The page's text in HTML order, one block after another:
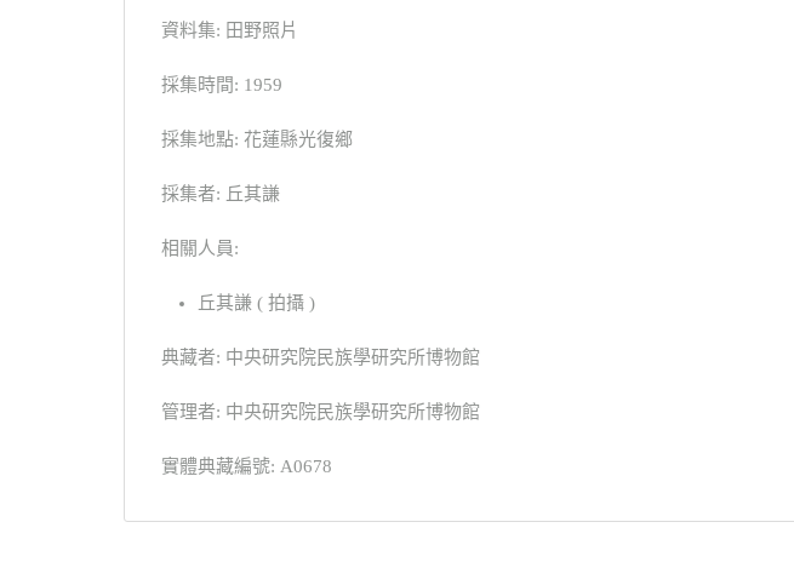
資料集: 田野照片
採集時間: 1959
採集地點: 花蓮縣光復鄉
採集者: 丘其謙
相關人員:
丘其謙 ( 拍攝 )
典藏者: 中央研究院民族學研究所博物館
管理者: 中央研究院民族學研究所博物館
實體典藏編號: A0678